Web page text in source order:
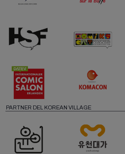
PARTNER DEL KOREAN VILLAGE